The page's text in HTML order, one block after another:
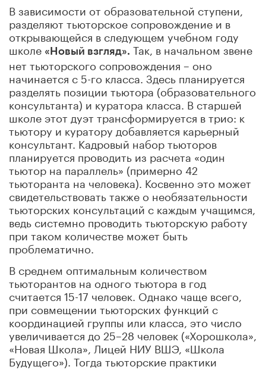
В зависимости от образовательной ступени,
разделяют тьюторское сопровождение и в
открывающейся в следующем учебном году
школе «Новый взгляд».Так, в начальном звене
нет тьюторского сопровождения – оно
начинается с 5-го класса. Здесь планируется
разделять позиции тьютора (образовательного
консультанта) и куратора класса. В старшей
школе этот дуэт трансформируется в трио: к
тьютору и куратору добавляется карьерный
консультант. Кадровый набор тьюторов
планируется проводить из расчета «один
тьютор на параллель» (примерно 42
тьюторанта на человека). Косвенно это может
свидетельствовать также о необязательности
тьюторских консультаций с каждым учащимся,
ведь системно проводить тьюторскую работу
при таком количестве может быть
проблематично.
В среднем оптимальным количеством
тьюторантов на одного тьютора в год
считается 15-17 человек. Однако чаще всего,
при совмещении тьюторских функций с
координацией группы или класса, это число
увеличивается до 25–28 человек («Хорошкола»,
«Новая Школа», Лицей НИУ ВШЭ, «Школа
Будущего»). Тогда тьюторские практики